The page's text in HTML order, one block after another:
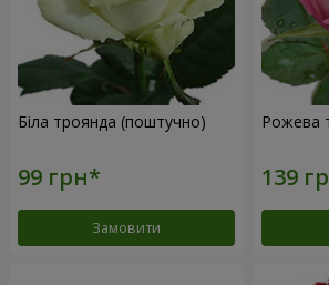
Біла троянда (поштучно)
Замовити
Рожева